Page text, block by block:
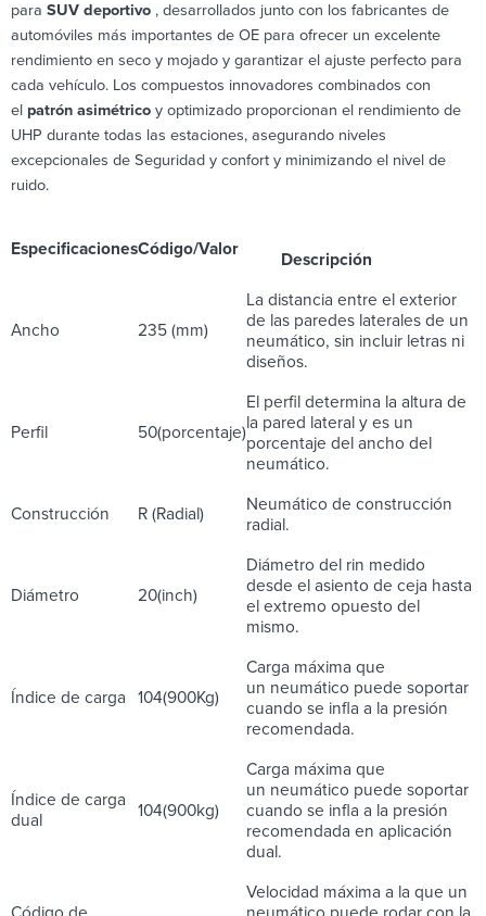
para SUV deportivo , desarrollados junto con los fabricantes de
automóviles más importantes de OE para ofrecer un excelente
rendimiento en seco y mojado y garantizar el ajuste perfecto para
cada vehículo. Los compuestos innovadores combinados con
el patrón asimétrico y optimizado proporcionan el rendimiento de
UHP durante todas las estaciones, asegurando niveles
excepcionales de Seguridad y confort y minimizando el nivel de
ruido.
EspecificacionesCódigo/Valor
Descripción
Ancho 235 (mm)
La distancia entre el exterior
de las paredes laterales de un
neumático, sin incluir letras ni
diseños.
Perfil 50(porcentaje)
El perfil determina la altura de
la pared lateral y es un
porcentaje del ancho del
neumático.
Construcción R (Radial)
Neumático de construcción
radial.
Diámetro 20(inch)
Diámetro del rin medido
desde el asiento de ceja hasta
el extremo opuesto del
mismo.
Índice de carga 104(900Kg)
Carga máxima que
un neumático puede soportar
cuando se infla a la presión
recomendada.
Índice de carga
dual
104(900kg)
Carga máxima que
un neumático puede soportar
cuando se infla a la presión
recomendada en aplicación
dual.
Velocidad máxima a la que un